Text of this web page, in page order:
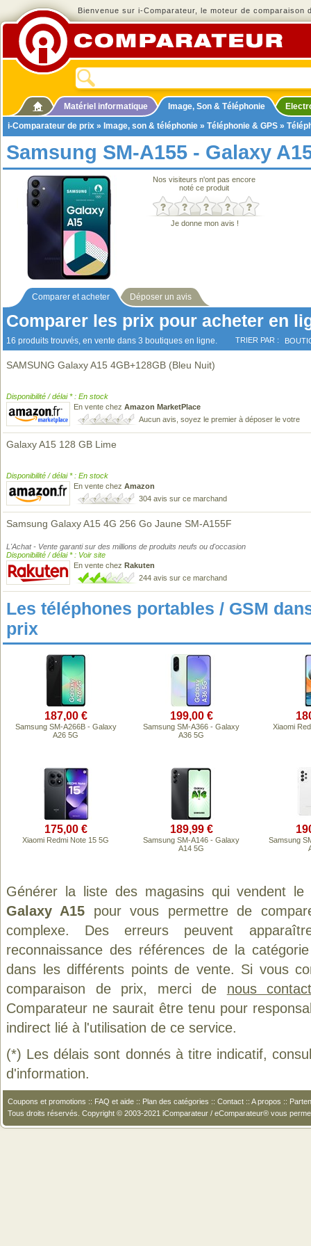
Bienvenue sur i-Comparateur, le moteur de comparaison
Matériel informatique Image, Son & Téléphonie
i-Comparateur de prix » Image, son & téléphonie » Téléphonie & GPS »
Samsung SM-A155 - Galaxy
Nos visiteurs n'ont pas encore
noté ce produit
Je donne mon avis !
Comparer et acheter Déposer un avis
Comparer les prix pour acheter en
16 produits trouvés, en vente dans 3 boutiques en ligne. TRIER PAR :
SAMSUNG Galaxy A15 4GB+128GB (Bleu Nuit)
Disponibilité / délai * : En stock
En vente chez Amazon MarketPlace
Aucun avis, soyez le premier à déposer le votre
Galaxy A15 128 GB Lime
Disponibilité / délai * : En stock
En vente chez Amazon
304 avis sur ce marchand
Samsung Galaxy A15 4G 256 Go Jaune SM-A155F
L'Achat - Vente garanti sur des millions de produits neufs ou d'occasion
Disponibilité / délai * : Voir site
En vente chez Rakuten
244 avis sur ce marchand
Les téléphones portables / GSM
prix
187,00 €
Samsung SM-A266B - Galaxy
A26 5G
199,00 €
Samsung SM-A366 - Galaxy
A36 5G
Xiaomi
175,00 €
Xiaomi Redmi Note 15 5G
189,99 €
Samsung SM-A146 - Galaxy
A14 5G
Samsung
Générer la liste des magasins qui vendent
Galaxy A15 pour vous permettre de
complexe. Des erreurs peuvent
reconnaissance des références de la
dans les différents points de vente. Si vous
comparaison de prix, merci de nous
Comparateur ne saurait être tenu pour
indirect lié à l'utilisation de ce service.
(*) Les délais sont donnés à titre indicatif,
d'information.
Coupons et promotions :: FAQ et aide :: Plan des catégories :: Contact :: A propos ::
Tous droits réservés. Copyright © 2003-2021 iComparateur / eComparateur® vous